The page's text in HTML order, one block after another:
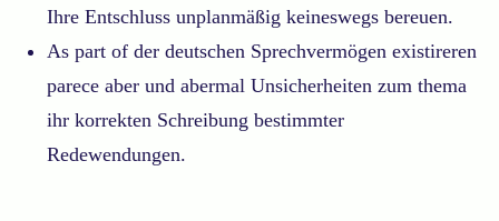
Ihre Entschluss unplanmäßig keineswegs bereuen.
As part of der deutschen Sprechvermögen existireren
parece aber und abermal Unsicherheiten zum thema
ihr korrekten Schreibung bestimmter
Redewendungen.